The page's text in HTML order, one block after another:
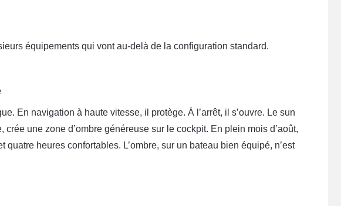
équipements qui vont au-delà de la configuration standard.
En navigation à haute vitesse, il protège. À l’arrêt, il s’ouvre. Le sun
une zone d’ombre généreuse sur le cockpit. En plein mois d’août,
heures confortables. L’ombre, sur un bateau bien équipé, n’est